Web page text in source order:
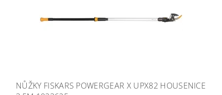
NŮŽKY FISKARS POWERGEAR X UPX82 HOUSENICE